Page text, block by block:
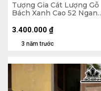
Tượng Gia Cát Lượng Gỗ
Bách Xanh Cao 52 Ngang
3 năm trước
3.400.000 ₫